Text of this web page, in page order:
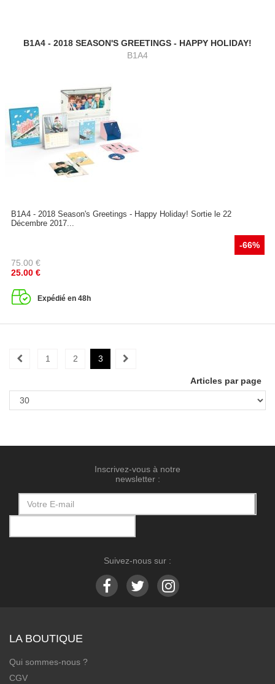
B1A4 - 2018 SEASON'S GREETINGS - HAPPY HOLIDAY!
B1A4
B1A4 - 2018 Season's Greetings - Happy Holiday! Sortie le 22
Décembre 2017...
-66%
75.00 €
25.00 €
Expédié en 48h
1 2 3
Articles par page
Inscrivez-vous à notre
newsletter :
Suivez-nous sur :
LA BOUTIQUE
Qui sommes-nous ?
CGV